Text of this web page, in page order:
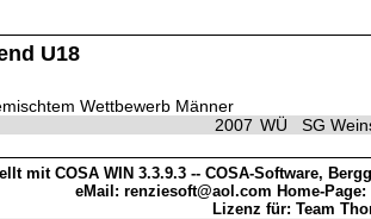
U18
Wettbewerb Männer
2007 WÜ SG
mit COSA WIN 3.3.9.3 -- COSA-Software,
eMail: renziesoft@aol.com Home-Page:
Lizenz für: Team